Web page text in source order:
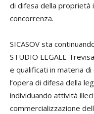
di difesa della proprietà
concorrenza.
SICASOV sta
STUDIO LEGALE
e qualificati in materia
l’opera di difesa della
individuando attività
commercializzazione